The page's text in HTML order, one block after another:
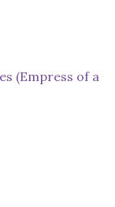
(Empress of a